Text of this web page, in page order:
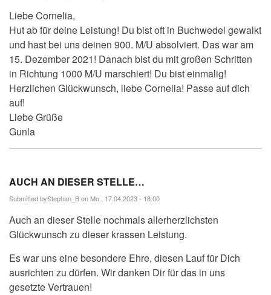
Liebe Cornelia,
Hut ab für deine Leistung! Du bist oft in Buchwedel gewalkt
und hast bei uns deinen 900. M/U absolviert. Das war am
15. Dezember 2021! Danach bist du mit großen Schritten
in Richtung 1000 M/U marschiert! Du bist einmalig!
Herzlichen Glückwunsch, liebe Cornelia! Passe auf dich
auf!
Liebe Grüße
Gunla
AUCH AN DIESER STELLE…
Submitted byStephan_Bon Mo., 17.04.2023 - 18:00
Auch an dieser Stelle nochmals allerherzlichsten
Glückwunsch zu dieser krassen Leistung.
Es war uns eine besondere Ehre, diesen Lauf für Dich
ausrichten zu dürfen. Wir danken Dir für das in uns
gesetzte Vertrauen!